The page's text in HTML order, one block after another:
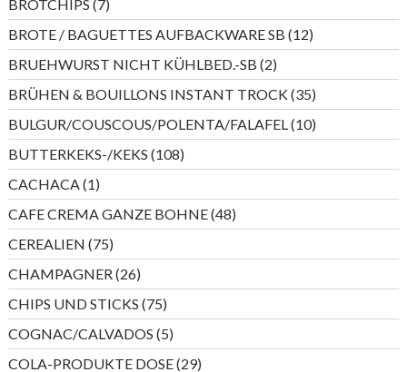
BROTCHIPS 7
Produkte
BROTE / BAGUETTES AUFBACKWARE SB 1212
Produkte
BRUEHWURST NICHT KÜHLBED.-SB 22
Produkte
BRÜHEN & BOUILLONS INSTANT TROCK 3535
Produkte
BULGUR/COUSCOUS/POLENTA/FALAFEL 1010
Produkte
BUTTERKEKS-/KEKS 108108
Produkte
CACHACA 11
Produkt
CAFE CREMA GANZE BOHNE 4848
Produkte
CEREALIEN 7575
Produkte
CHAMPAGNER 2626
Produkte
CHIPS UND STICKS 7575
Produkte
COGNAC/CALVADOS 55
Produkte
COLA-PRODUKTE DOSE 2929